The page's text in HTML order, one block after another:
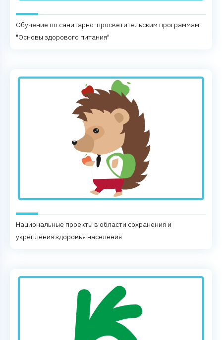
Обучение по санитарно-просветительским программам
"Основы здорового питания"
Национальные проекты в области сохранения и
укрепления здоровья населения